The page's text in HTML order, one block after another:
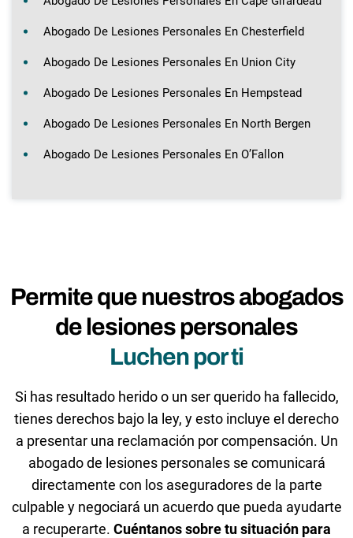
Abogado De Lesiones Personales En Chesterfield
Abogado De Lesiones Personales En Union City
Abogado De Lesiones Personales En Hempstead
Abogado De Lesiones Personales En North Bergen
Abogado De Lesiones Personales En O’Fallon
Permite que nuestros abogados
de lesiones personales
Luchen por ti
Si has resultado herido o un ser querido ha fallecido,
tienes derechos bajo la ley, y esto incluye el derecho
a presentar una reclamación por compensación. Un
abogado de lesiones personales se comunicará
directamente con los aseguradores de la parte
culpable y negociará un acuerdo que pueda ayudarte
a recuperarte. Cuéntanos sobre tu situación para